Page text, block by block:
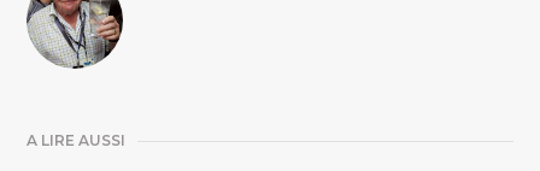
A LIRE AUSSI